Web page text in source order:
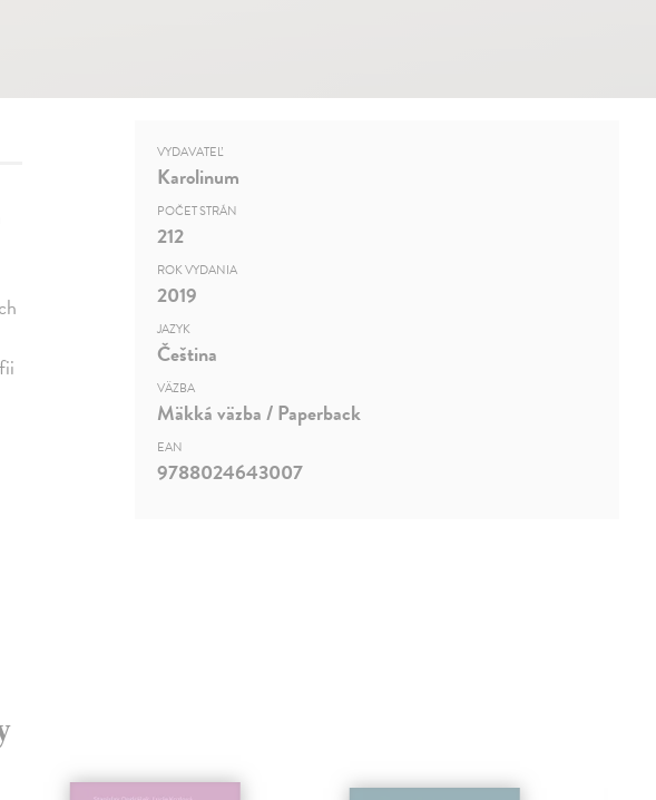
VYDAVATEĽ
Karolinum
POČET STRÁN
212
ROK VYDANIA
2019
JAZYK
Čeština
VÄZBA
Mäkká väzba / Paperback
EAN
9788024643007